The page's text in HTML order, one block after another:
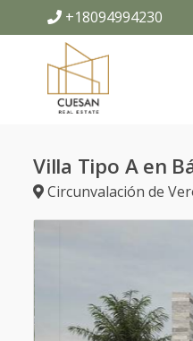
+18094994230
Villa Tipo A en
Circunvalación de